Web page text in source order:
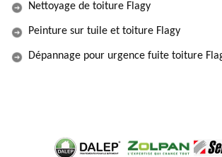
Nettoyage de toiture Flagy
Peinture sur tuile et toiture Flagy
Dépannage pour urgence fuite toiture